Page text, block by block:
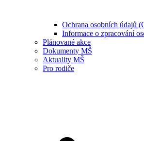
Ochrana osobních údajů
Informace o zpracování
Plánované akce
Dokumenty MŠ
Aktuality MŠ
Pro rodiče